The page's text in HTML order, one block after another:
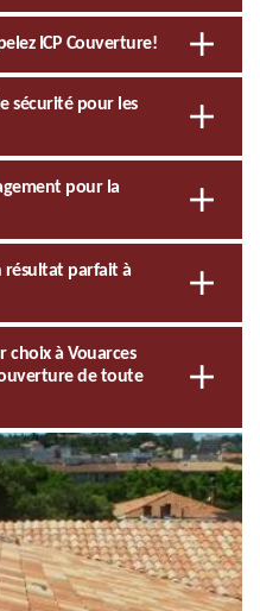
ICP Couverture!
sécurité pour les
pour la
résultat parfait à
choix à Vouarces
de toute